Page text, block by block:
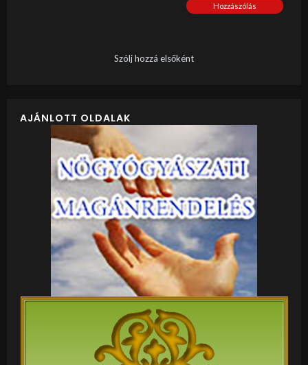
Hozzászólás
Szólj hozzá elsőként
AJÁNLOTT OLDALAK